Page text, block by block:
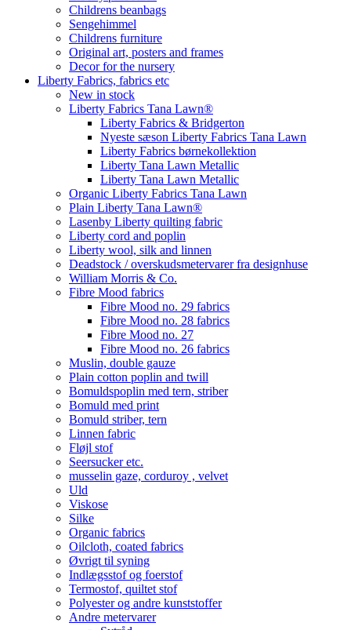
Childrens beanbags
Sengehimmel
Childrens furniture
Original art, posters and frames
Decor for the nursery
Liberty Fabrics, fabrics etc
New in stock
Liberty Fabrics Tana Lawn®
Liberty Fabrics & Bridgerton
Nyeste sæson Liberty Fabrics Tana Lawn
Liberty Fabrics børnekollektion
Liberty Tana Lawn Metallic
Liberty Tana Lawn Metallic
Organic Liberty Fabrics Tana Lawn
Plain Liberty Tana Lawn®
Lasenby Liberty quilting fabric
Liberty cord and poplin
Liberty wool, silk and linnen
Deadstock / overskudsmetervarer fra designhuse
William Morris & Co.
Fibre Mood fabrics
Fibre Mood no. 29 fabrics
Fibre Mood no. 28 fabrics
Fibre Mood no. 27
Fibre Mood no. 26 fabrics
Muslin, double gauze
Plain cotton poplin and twill
Bomuldspoplin med tern, striber
Bomuld med print
Bomuld striber, tern
Linnen fabric
Fløjl stof
Seersucker etc.
musselin gaze, corduroy , velvet
Uld
Viskose
Silke
Organic fabrics
Oilcloth, coated fabrics
Øvrigt til syning
Indlægsstof og foerstof
Termostof, quiltet stof
Polyester og andre kunststoffer
Andre metervarer